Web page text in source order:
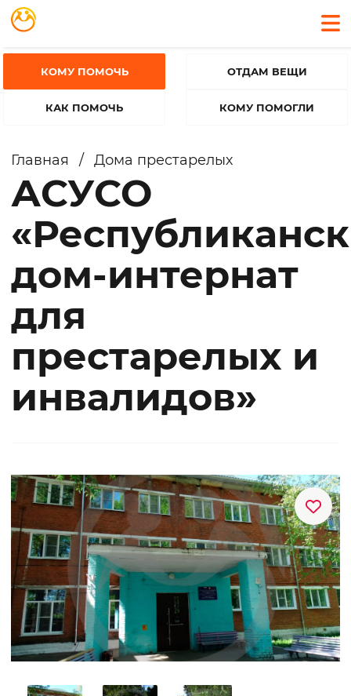
КОМУ ПОМОЧЬ
КАК ПОМОЧЬ
ОТДАМ ВЕЩИ
КОМУ ПОМОГЛИ
Главная / Дома престарелых
АСУСО
дом-интернат
для
престарелых и
инвалидов»